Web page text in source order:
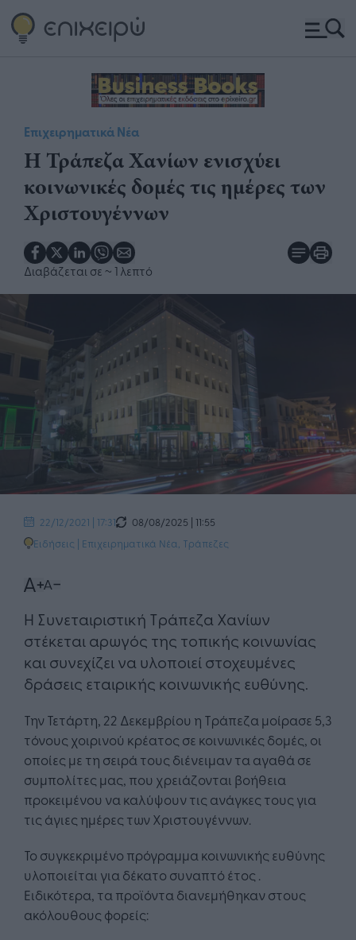
Επιχειρηματικά Νέα
Η Τράπεζα Χανίων ενισχύει
κοινωνικές δομές τις ημέρες των
Χριστουγέννων
Διαβάζεται σε ~ 1 λεπτό
22/12/2021 | 17:31
08/08/2025 | 11:55
Ειδήσεις | Επιχειρηματικά Νέα Τράπεζες
Η Συνεταιριστική Τράπεζα Χανίων
στέκεται αρωγός της τοπικής κοινωνίας
και συνεχίζει να υλοποιεί στοχευμένες
δράσεις εταιρικής κοινωνικής ευθύνης.
Την Τετάρτη, 22 Δεκεμβρίου η Τράπεζα μοίρασε 5,3
τόνους χοιρινού κρέατος σε κοινωνικές δομές, οι
οποίες με τη σειρά τους διένειμαν τα αγαθά σε
συμπολίτες μας, που χρειάζονται βοήθεια
προκειμένου να καλύψουν τις ανάγκες τους για
τις άγιες ημέρες των Χριστουγέννων.
Το συγκεκριμένο πρόγραμμα κοινωνικής ευθύνης
υλοποιείται για δέκατο συναπτό έτος .
Ειδικότερα, τα προϊόντα διανεμήθηκαν στους
ακόλουθους φορείς: